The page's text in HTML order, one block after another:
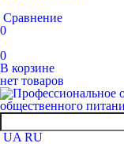
Сравнение
0
0
В корзине
нет товаров
UA RU